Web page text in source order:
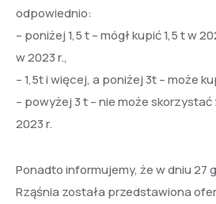
odpowiednio:
– poniżej 1,5 t – mógł kupić 1,5 t w
w 2023 r.,
– 1,5t i więcej, a poniżej 3t – może
– powyżej 3 t – nie może
2023 r.
Ponadto informujemy, że w dniu 27
Rząśnia została przedstawiona